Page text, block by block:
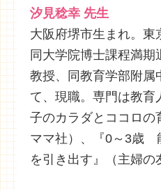
汐見稔幸 先生
大阪府堺市生まれ。東
同大学院博士課程満
教授、同教育学部附属
て、現職。専門は教育
子のカラダとココロの
ママ社）、『0～3歳
を引き出す』（主婦の